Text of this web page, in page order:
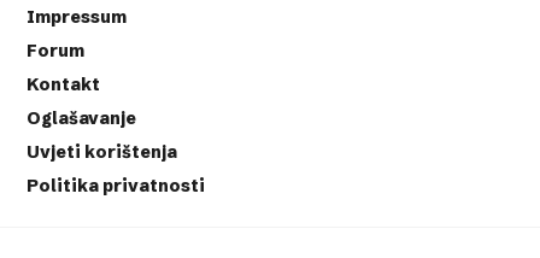
Impressum
Forum
Kontakt
Oglašavanje
Uvjeti korištenja
Politika privatnosti